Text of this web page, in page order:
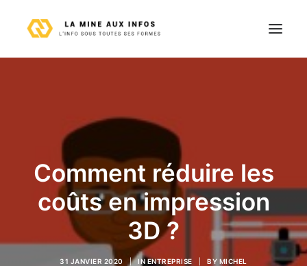
Immobilier
Loisirs
Maison
Technologie
Comment réduire les
coûts en impression
3D ?
31 JANVIER 2020 | INENTREPRISE BY MICHEL